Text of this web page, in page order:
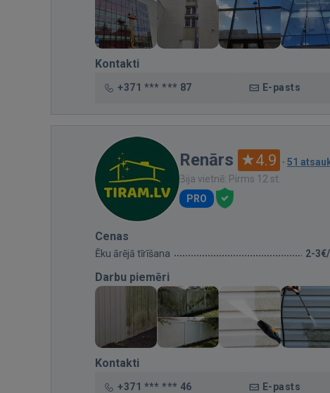
Kontakti
+371 *** *** 87 E-pasts
Renārs 4.9 · 51
Bija vietnē: Pirms 12 st.
PRO
Cenas
Ēku ārējā tīrīšana 2-
Darbu piemēri
Kontakti
+371 *** *** 46 E-pasts